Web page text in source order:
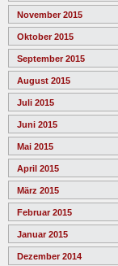
November 2015
Oktober 2015
September 2015
August 2015
Juli 2015
Juni 2015
Mai 2015
April 2015
März 2015
Februar 2015
Januar 2015
Dezember 2014